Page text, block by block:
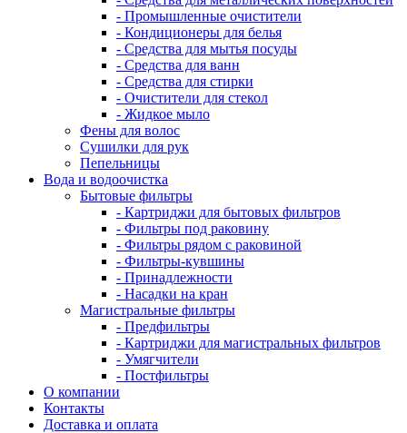
- Промышленные очистители
- Кондиционеры для белья
- Средства для мытья посуды
- Средства для ванн
- Средства для стирки
- Очистители для стекол
- Жидкое мыло
Фены для волос
Сушилки для рук
Пепельницы
Вода и водоочистка
Бытовые фильтры
- Картриджи для бытовых фильтров
- Фильтры под раковину
- Фильтры рядом с раковиной
- Фильтры-кувшины
- Принадлежности
- Насадки на кран
Магистральные фильтры
- Предфильтры
- Картриджи для магистральных фильтров
- Умягчители
- Постфильтры
О компании
Контакты
Доставка и оплата